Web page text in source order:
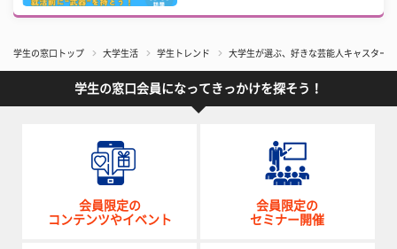
学生の窓口トップ 大学生活 学生トレンド 大学生が選ぶ、好きな芸能人キャスター4
学生の窓口会員になってきっかけを探そう！
会員限定の
コンテンツやイベント
会員限定の
セミナー開催